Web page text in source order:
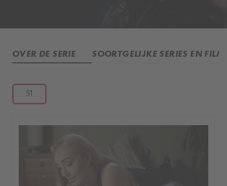
OVER DE SERIE SOORTGELIJKE SERIES EN
S1